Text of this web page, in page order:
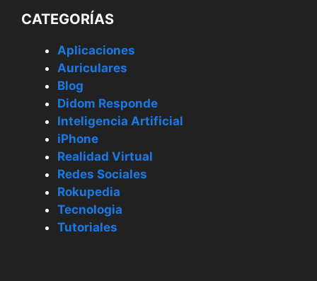
CATEGORÍAS
Aplicaciones
Auriculares
Blog
Didom Responde
Inteligencia Artificial
iPhone
Realidad Virtual
Redes Sociales
Rokupedia
Tecnologia
Tutoriales